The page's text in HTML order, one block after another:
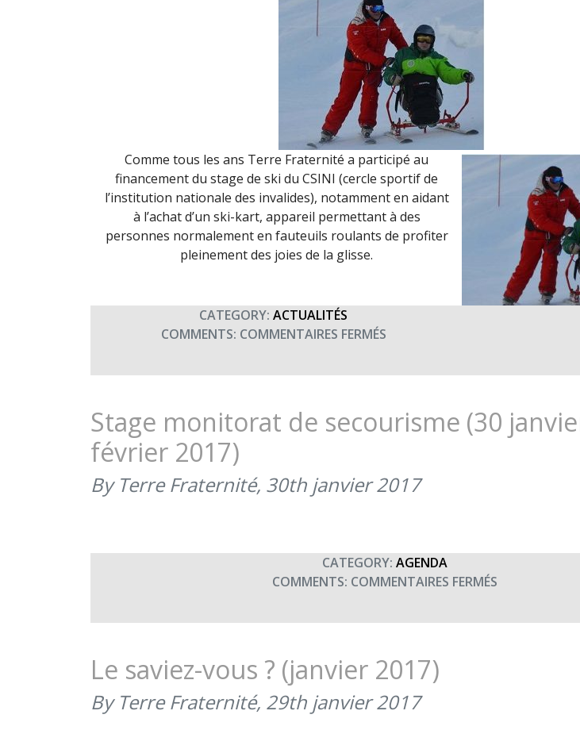
Comme tous les ans Terre Fraternité a participé au
financement du stage de ski du CSINI (cercle sportif de
l’institution nationale des invalides), notamment en aidant
à l’achat d’un ski-kart, appareil permettant à des
personnes normalement en fauteuils roulants de profiter
pleinement des joies de la glisse.
CATEGORY: ACTUALITÉS
COMMENTS: COMMENTAIRES FERMÉSSUR
SKI-
APPAREIL
PAR
2017)
Stage monitorat de secourisme (30
février 2017)
By Terre Fraternité, 30th janvier 2017
CATEGORY: AGENDA
COMMENTS: COMMENTAIRES FERMÉS
MONITORAT
Le saviez-vous ? (janvier 2017)
By Terre Fraternité, 29th janvier 2017